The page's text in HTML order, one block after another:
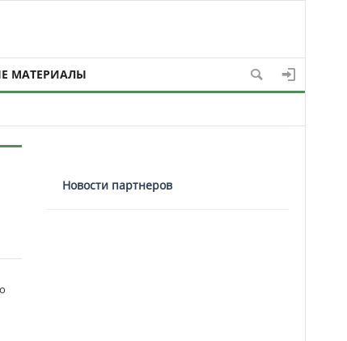
МАТЕРИАЛЫ
Новости партнеров